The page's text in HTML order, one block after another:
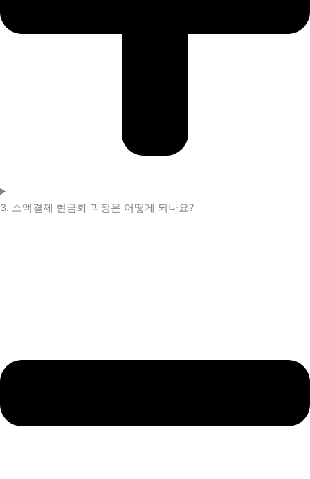
3. 소액결제 현금화 과정은 어떻게 되나요?